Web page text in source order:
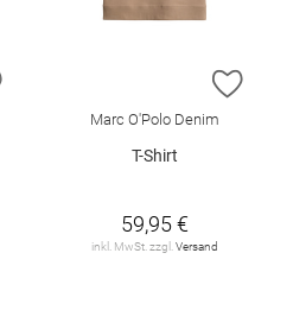
ZUR WUNSCHLISTE HINZUFÜGEN
ZUR
Marc O'Polo Denim
T-Shirt
59,95 €
inkl. MwSt. zzgl. Versand